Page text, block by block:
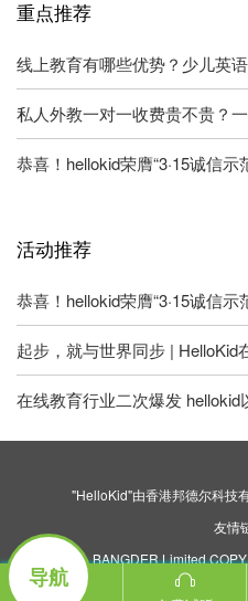
重点推荐
线上教育有哪些优势？少儿英
私人外教一对一收费贵不贵？
恭喜！hellokid荣膺“3·15诚信示
活动推荐
恭喜！hellokid荣膺“3·15诚信示
起步，就与世界同步 | HelloKid
在线教育行业二次爆发 hellokid
"HelloKid"由香港邦德尔科技
友情
BANGDER Limited
ASILVERCORP
NATHAN
导航